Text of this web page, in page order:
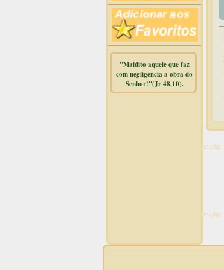
"Maldito aquele que faz
com negligência a obra do
Senhor!"(Jr 48,10).
/home/dicionar/public_html/online.php
/home/dicionar/public_html/online.php